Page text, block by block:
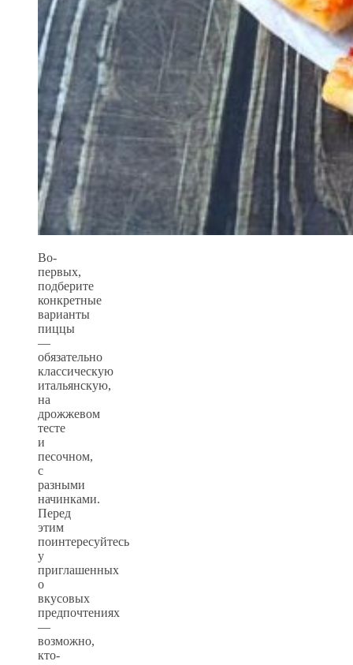
Во-
первых,
подберите
конкретные
варианты
пиццы
—
обязательно
классическую
итальянскую,
на
дрожжевом
тесте
и
песочном,
с
разными
начинками.
Перед
этим
поинтересуйтесь
у
приглашенных
о
вкусовых
предпочтениях
—
возможно,
кто-